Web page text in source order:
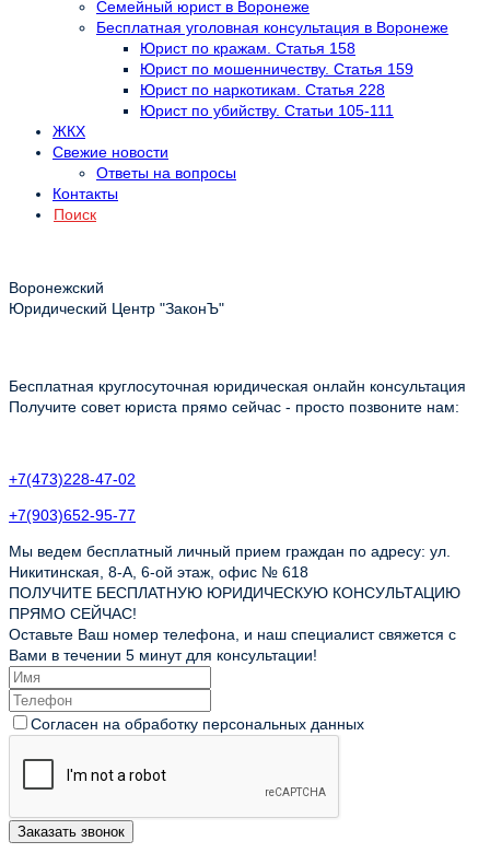
Семейный юрист в Воронеже
Бесплатная уголовная консультация в Воронеже
Юрист по кражам. Статья 158
Юрист по мошенничеству. Статья 159
Юрист по наркотикам. Статья 228
Юрист по убийству. Статьи 105-111
ЖКХ
Свежие новости
Ответы на вопросы
Контакты
Поиск
Воронежский
Юридический Центр "ЗаконЪ"
Бесплатная круглосуточная юридическая онлайн консультация
Получите совет юриста прямо сейчас - просто позвоните нам:
+7(473)228-47-02
+7(903)652-95-77
Мы ведем бесплатный личный прием граждан по адресу: ул.
Никитинская, 8-А, 6-ой этаж, офис № 618
ПОЛУЧИТЕ БЕСПЛАТНУЮ ЮРИДИЧЕСКУЮ КОНСУЛЬТАЦИЮ
ПРЯМО СЕЙЧАС!
Оставьте Ваш номер телефона, и наш специалист свяжется с
Вами в течении 5 минут для консультации!
Согласен на обработку персональных данных
Заказать звонок